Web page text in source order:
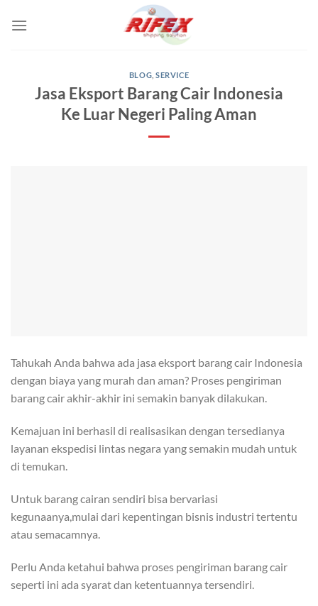
BLOG ,SERVICE
Jasa Eksport Barang Cair Indonesia
Ke Luar Negeri Paling Aman
Tahukah Anda bahwa ada jasa eksport barang cair Indonesia
dengan biaya yang murah dan aman? Proses pengiriman
barang cair akhir-akhir ini semakin banyak dilakukan.
Kemajuan ini berhasil di realisasikan dengan tersedianya
layanan ekspedisi lintas negara yang semakin mudah untuk
di temukan.
Untuk barang cairan sendiri bisa bervariasi
kegunaanya,mulai dari kepentingan bisnis industri tertentu
atau semacamnya.
Perlu Anda ketahui bahwa proses pengiriman barang cair
seperti ini ada syarat dan ketentuannya tersendiri.